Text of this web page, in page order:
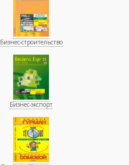
Бизнес-строительство
Бизнес-экспорт